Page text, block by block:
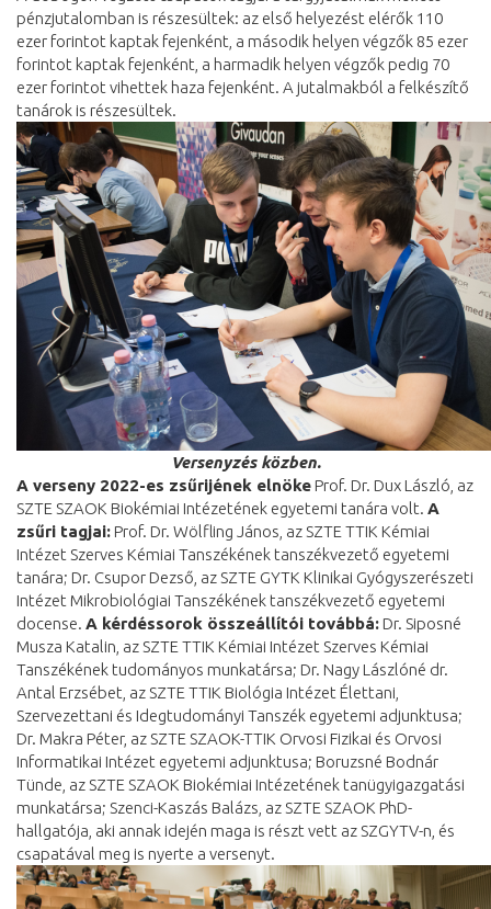
pénzjutalomban is részesültek: az első helyezést elérők 110
ezer forintot kaptak fejenként, a második helyen végzők 85 ezer
forintot kaptak fejenként, a harmadik helyen végzők pedig 70
ezer forintot vihettek haza fejenként. A jutalmakból a felkészítő
tanárok is részesültek.
Versenyzés közben.
A verseny 2022-es zsűrijének elnöke Prof. Dr. Dux László, az
SZTE SZAOK Biokémiai Intézetének egyetemi tanára volt. A
zsűri tagjai: Prof. Dr. Wölfling János, az SZTE TTIK Kémiai
Intézet Szerves Kémiai Tanszékének tanszékvezető egyetemi
tanára; Dr. Csupor Dezső, az SZTE GYTK Klinikai Gyógyszerészeti
Intézet Mikrobiológiai Tanszékének tanszékvezető egyetemi
docense. A kérdéssorok összeállítói továbbá: Dr. Siposné
Musza Katalin, az SZTE TTIK Kémiai Intézet Szerves Kémiai
Tanszékének tudományos munkatársa; Dr. Nagy Lászlóné dr.
Antal Erzsébet, az SZTE TTIK Biológia Intézet Élettani,
Szervezettani és Idegtudományi Tanszék egyetemi adjunktusa;
Dr. Makra Péter, az SZTE SZAOK-TTIK Orvosi Fizikai és Orvosi
Informatikai Intézet egyetemi adjunktusa; Boruzsné Bodnár
Tünde, az SZTE SZAOK Biokémiai Intézetének tanügyigazgatási
munkatársa; Szenci-Kaszás Balázs, az SZTE SZAOK PhD-
hallgatója, aki annak idején maga is részt vett az SZGYTV-n, és
csapatával meg is nyerte a versenyt.